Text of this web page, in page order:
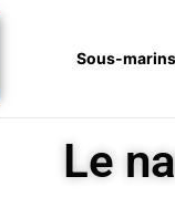
Sous-
Le